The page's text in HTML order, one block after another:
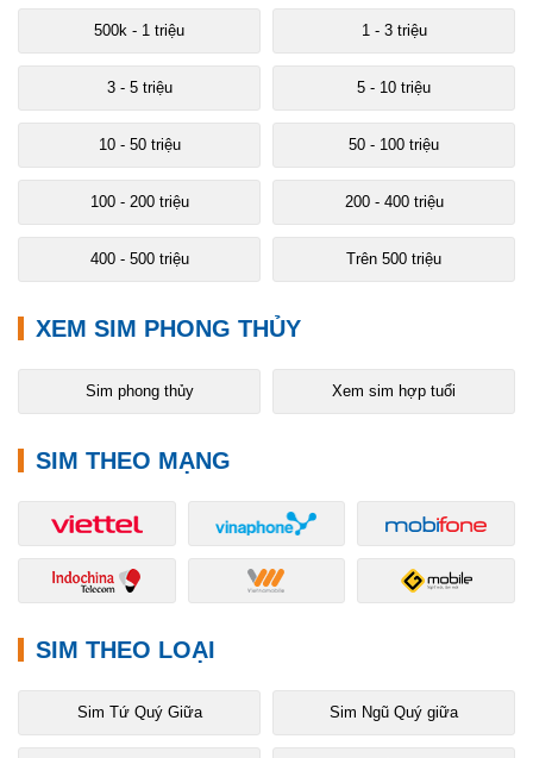
500k - 1 triệu 1 - 3 triệu
3 - 5 triệu 5 - 10 triệu
10 - 50 triệu 50 - 100 triệu
100 - 200 triệu 200 - 400 triệu
400 - 500 triệu Trên 500 triệu
XEM SIM PHONG THỦY
Sim phong thủy Xem sim hợp tuổi
SIM THEO MẠNG
SIM THEO LOẠI
Sim Tứ Quý Giữa Sim Ngũ Quý giữa